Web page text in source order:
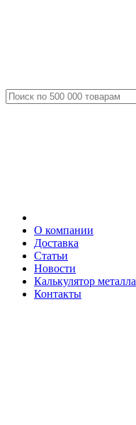
О компании
Доставка
Статьи
Новости
Калькулятор металла
Контакты